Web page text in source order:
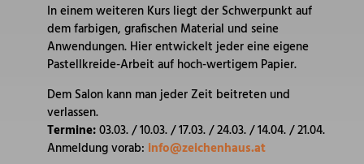
In einem weiteren Kurs liegt der Schwerpunkt auf
dem farbigen, grafischen Material und seine
Anwendungen. Hier entwickelt jeder eine eigene
Pastellkreide-Arbeit auf hoch-wertigem Papier.
Dem Salon kann man jeder Zeit beitreten und
verlassen.
Termine:03.03. / 10.03. / 17.03. / 24.03. / 14.04. / 21.04.
Anmeldung vorab: info@zeichenhaus.at